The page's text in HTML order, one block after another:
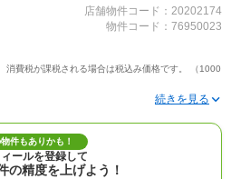
店舗物件コード：20202174
物件コード：76950023
費税が課税される場合は税込み価格です。 （1000
間取り図に描かれている家具や車などは、特にコ
含まれません。
前に最終確認した情報です。
実際のものとは多少異なることがあります。
ョールームの画像の場合、今回販売の物件と異な
件もありかも！
ールを登録して
の精度を上げよう！